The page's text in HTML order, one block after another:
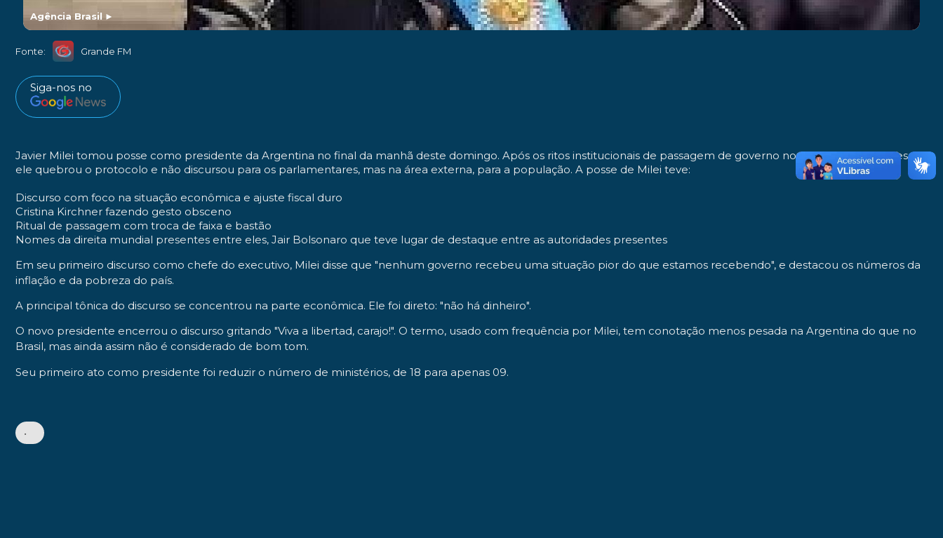
Agência Brasil ►
Fonte: Grande FM
Siga-nos no
Javier Milei tomou posse como presidente da Argentina no final da manhã deste domingo. Após os ritos institucionais de passagem de governo no plenário do Congresso,
ele quebrou o protocolo e não discursou para os parlamentares, mas na área externa, para a população. A posse de Milei teve:
Discurso com foco na situação econômica e ajuste fiscal duro
Cristina Kirchner fazendo gesto obsceno
Ritual de passagem com troca de faixa e bastão
Nomes da direita mundial presentes entre eles, Jair Bolsonaro que teve lugar de destaque entre as autoridades presentes
Em seu primeiro discurso como chefe do executivo, Milei disse que "nenhum governo recebeu uma situação pior do que estamos recebendo", e destacou os números da
inflação e da pobreza do país.
A principal tônica do discurso se concentrou na parte econômica. Ele foi direto: "não há dinheiro".
O novo presidente encerrou o discurso gritando "Viva a libertad, carajo!". O termo, usado com frequência por Milei, tem conotação menos pesada na Argentina do que no
Brasil, mas ainda assim não é considerado de bom tom.
Seu primeiro ato como presidente foi reduzir o número de ministérios, de 18 para apenas 09.
•